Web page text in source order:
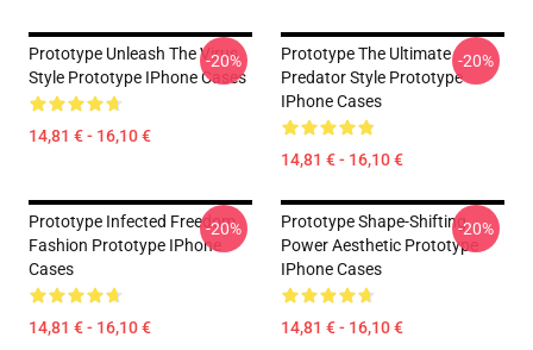
Prototype Unleash The Virus
Style Prototype IPhone Cases
14,81 € - 16,10 €
-20%
Prototype The Ultimate
Predator Style Prototype
IPhone Cases
14,81 € - 16,10 €
-20%
Prototype Infected Freedom
Fashion Prototype IPhone
Cases
14,81 € - 16,10 €
-20%
Prototype Shape-Shifting
Power Aesthetic Prototype
IPhone Cases
14,81 € - 16,10 €
-20%